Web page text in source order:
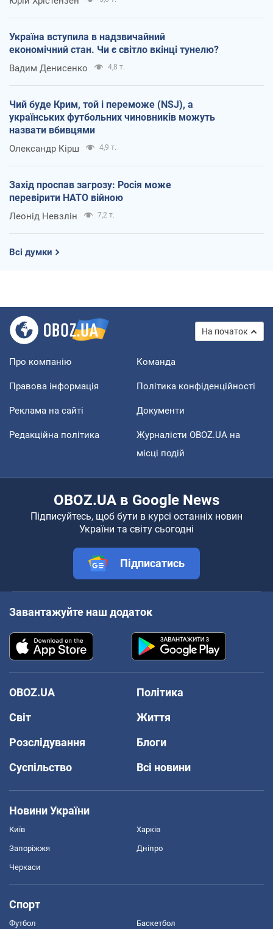
Україна вступила в надзвичайний
економічний стан. Чи є світло вкінці тунелю?
Вадим Денисенко 4,8 т.
Чий буде Крим, той і переможе (NSJ), а
українських футбольних чиновників можуть
назвати вбивцями
Олександр Кірш 4,9 т.
Захід проспав загрозу: Росія може
перевірити НАТО війною
Леонід Невзлін 7,2 т.
Всі думки
На початок
Про компанію Команда
Правова інформація Політика конфіденційності
Реклама на сайті Документи
Редакційна політика
Журналісти OBOZ.UA на
місці подій
OBOZ.UA в Google News
Підписуйтесь, щоб бути в курсі останніх новин
України та світу сьогодні
Підписатись
Завантажуйте наш додаток
OBOZ.UA
Політика
Світ
Життя
Розслідування
Блоги
Суспільство
Всі новини
Новини України
Київ Харків
Запоріжжя Дніпро
Черкаси
Спорт
Футбол Баскетбол